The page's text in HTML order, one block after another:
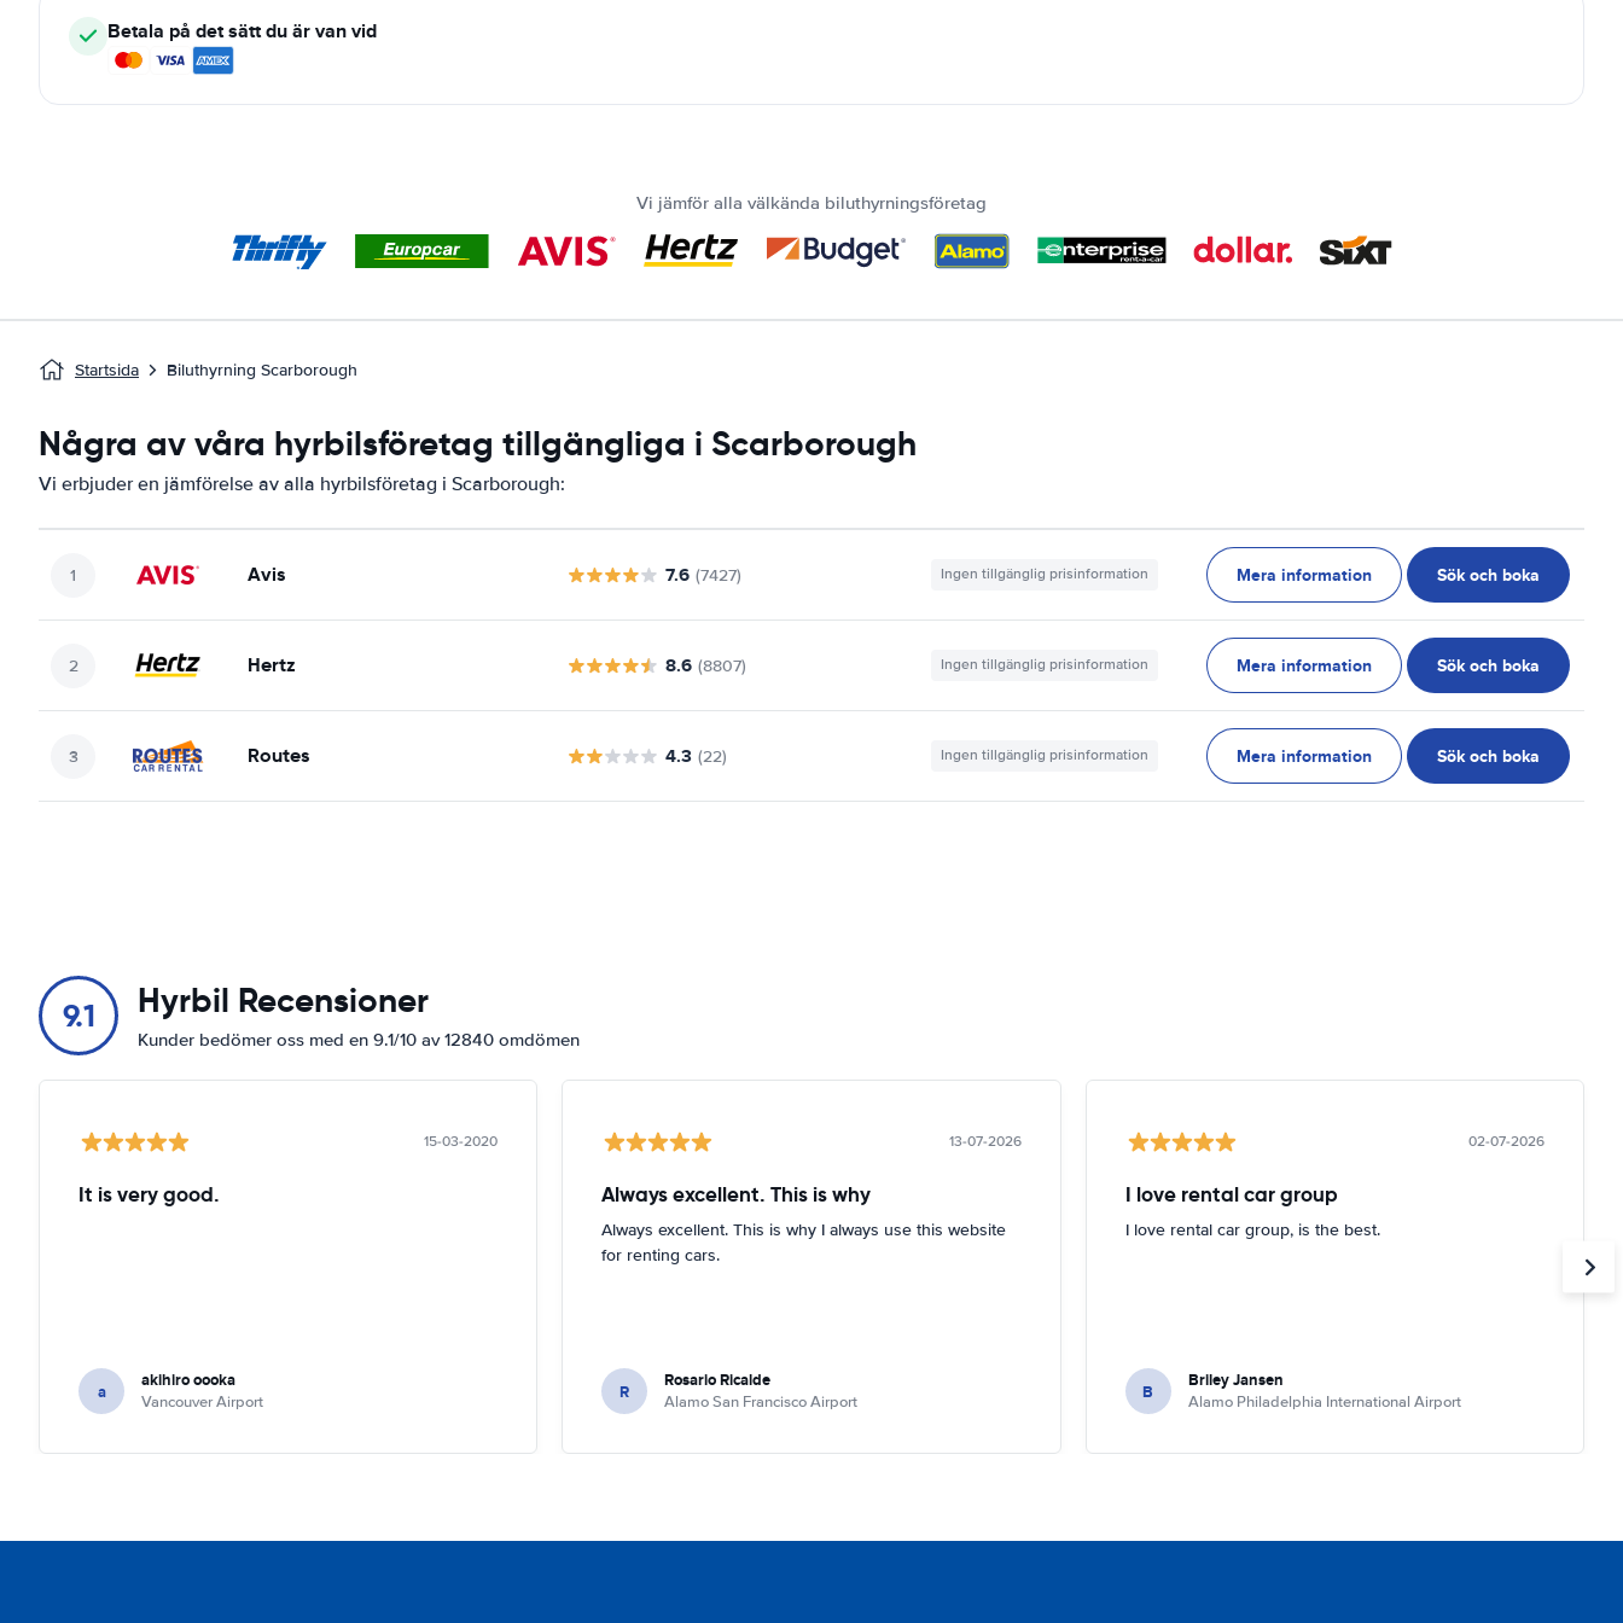
Betala på det sätt du är van vid
Vi jämför alla välkända biluthyrningsföretag
Startsida Biluthyrning Scarborough
Några av våra hyrbilsföretag tillgängliga i Scarborough
Vi erbjuder en jämförelse av alla hyrbilsföretag i Scarborough:
Avis 7.6 (7427) Ingen tillgänglig prisinformation Mera information Sök och boka
Hertz 8.6 (8807) Ingen tillgänglig prisinformation Mera information Sök och boka
Routes 4.3 (22) Ingen tillgänglig prisinformation Mera information Sök och boka
9.1 Hyrbil Recensioner
Kunder bedömer oss med en 9.1/10 av 12840 omdömen
15-03-2020
It is very good.
a akihiro oooka
Vancouver Airport
13-07-2026
Always excellent. This is why
Always excellent. This is why I always use this website
for renting cars.
R Rosario Ricalde
Alamo San Francisco Airport
02-07-2026
I love rental car group
I love rental car group, is the best.
B Briley Jansen
Alamo Philadelphia International Airport